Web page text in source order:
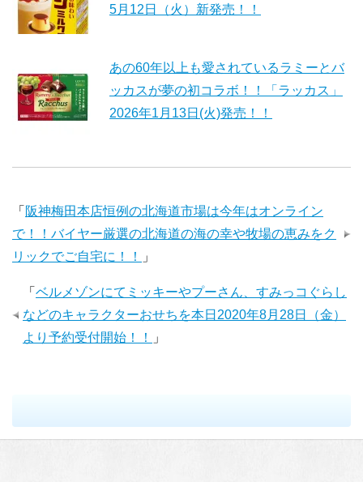
5月12日（火）新発売！！
あの60年以上も愛されているラミーとバ
ッカスが夢の初コラボ！！「ラッカス」
2026年1月13日(火)発売！！
「 阪神梅田本店恒例の北海道市場は今年はオンライン
で！！バイヤー厳選の北海道の海の幸や牧場の恵みをク
リックでご自宅に！！
」
「 ベルメゾンにてミッキーやプーさん、すみっコぐらし
などのキャラクターおせちを本日2020年8月28日（金）
より予約受付開始！！
」